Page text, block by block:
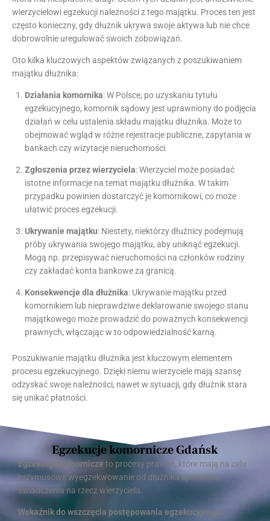
wierzycielowi egzekucji należności z tego majątku. Proces ten jest
często konieczny, gdy dłużnik ukrywa swoje aktywa lub nie chce
dobrowolnie uregulować swoich zobowiązań.
Oto kilka kluczowych aspektów związanych z poszukiwaniem
majątku dłużnika:
Działania komornika: W Polsce, po uzyskaniu tytułu
egzekucyjnego, komornik sądowy jest uprawniony do podjęcia
działań w celu ustalenia składu majątku dłużnika. Może to
obejmować wgląd w różne rejestracje publiczne, zapytania w
bankach czy wizytacje nieruchomości.
Zgłoszenia przez wierzyciela: Wierzyciel może posiadać
istotne informacje na temat majątku dłużnika. W takim
przypadku powinien dostarczyć je komornikowi, co może
ułatwić proces egzekucji.
Ukrywanie majątku: Niestety, niektórzy dłużnicy podejmują
próby ukrywania swojego majątku, aby uniknąć egzekucji.
Mogą np. przepisywać nieruchomości na członków rodziny
czy zakładać konta bankowe za granicą.
Konsekwencje dla dłużnika: Ukrywanie majątku przed
komornikiem lub nieprawdziwe deklarowanie swojego stanu
majątkowego może prowadzić do poważnych konsekwencji
prawnych, włączając w to odpowiedzialność karną.
Poszukiwanie majątku dłużnika jest kluczowym elementem
procesu egzekucyjnego. Dzięki niemu wierzyciele mają szansę
odzyskać swoje należności, nawet w sytuacji, gdy dłużnik stara
się unikać płatności.
Egzekucje komornicze Gdańsk
Egzekucje komornicze to procesy prawne, które mają na celu
przymusowe wyegzekwowanie od dłużnika spełnienia
świadczenia na rzecz wierzyciela.
Wskaźnik do wszczęcia postępowania egzekucyjnego: